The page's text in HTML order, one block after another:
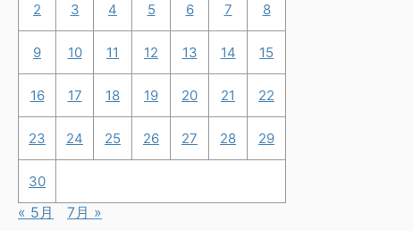
2 3 4 5 6 7 8
9 10 11 12 13 14 15
16 17 18 19 20 21 22
23 24 25 26 27 28 29
30
« 5月 7月 »